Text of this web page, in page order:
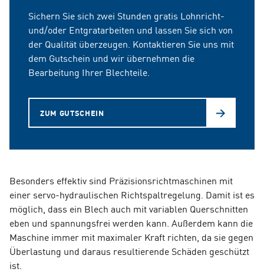
Sichern Sie sich zwei Stunden gratis Lohnricht-
und/oder Entgratarbeiten und lassen Sie sich von
der Qualität überzeugen. Kontaktieren Sie uns mit
dem Gutschein und wir übernehmen die
Bearbeitung Ihrer Blechteile.
ZUM GUTSCHEIN
Besonders effektiv sind Präzisionsrichtmaschinen mit
einer servo-hydraulischen Richtspaltregelung. Damit ist es
möglich, dass ein Blech auch mit variablen Querschnitten
eben und spannungsfrei werden kann. Außerdem kann die
Maschine immer mit maximaler Kraft richten, da sie gegen
Überlastung und daraus resultierende Schäden geschützt
ist.